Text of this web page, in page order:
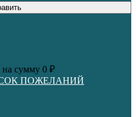
на сумму 0 ₽
ПОЖЕЛАНИЙ